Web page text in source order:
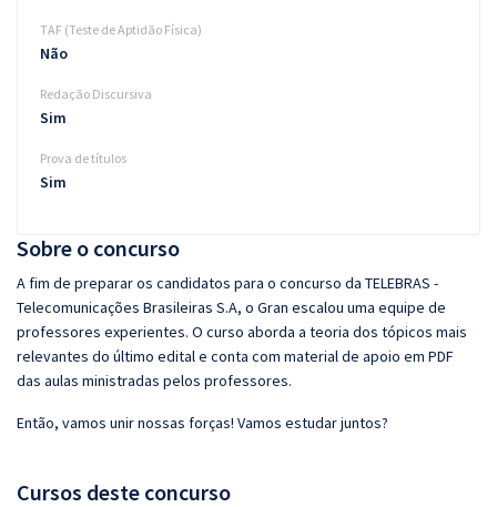
Sobre o concurso
A fim de preparar os candidatos para o concurso da TELEBRAS -
Telecomunicações Brasileiras S.A, o Gran escalou uma equipe de
professores experientes. O curso aborda a teoria dos tópicos mais
relevantes do último edital e conta com material de apoio em PDF
das aulas ministradas pelos professores.
Então, vamos unir nossas forças! Vamos estudar juntos?
Cursos deste concurso
TAF (Teste de Aptidão Física)
Não
Redação Discursiva
Sim
Prova de títulos
Sim